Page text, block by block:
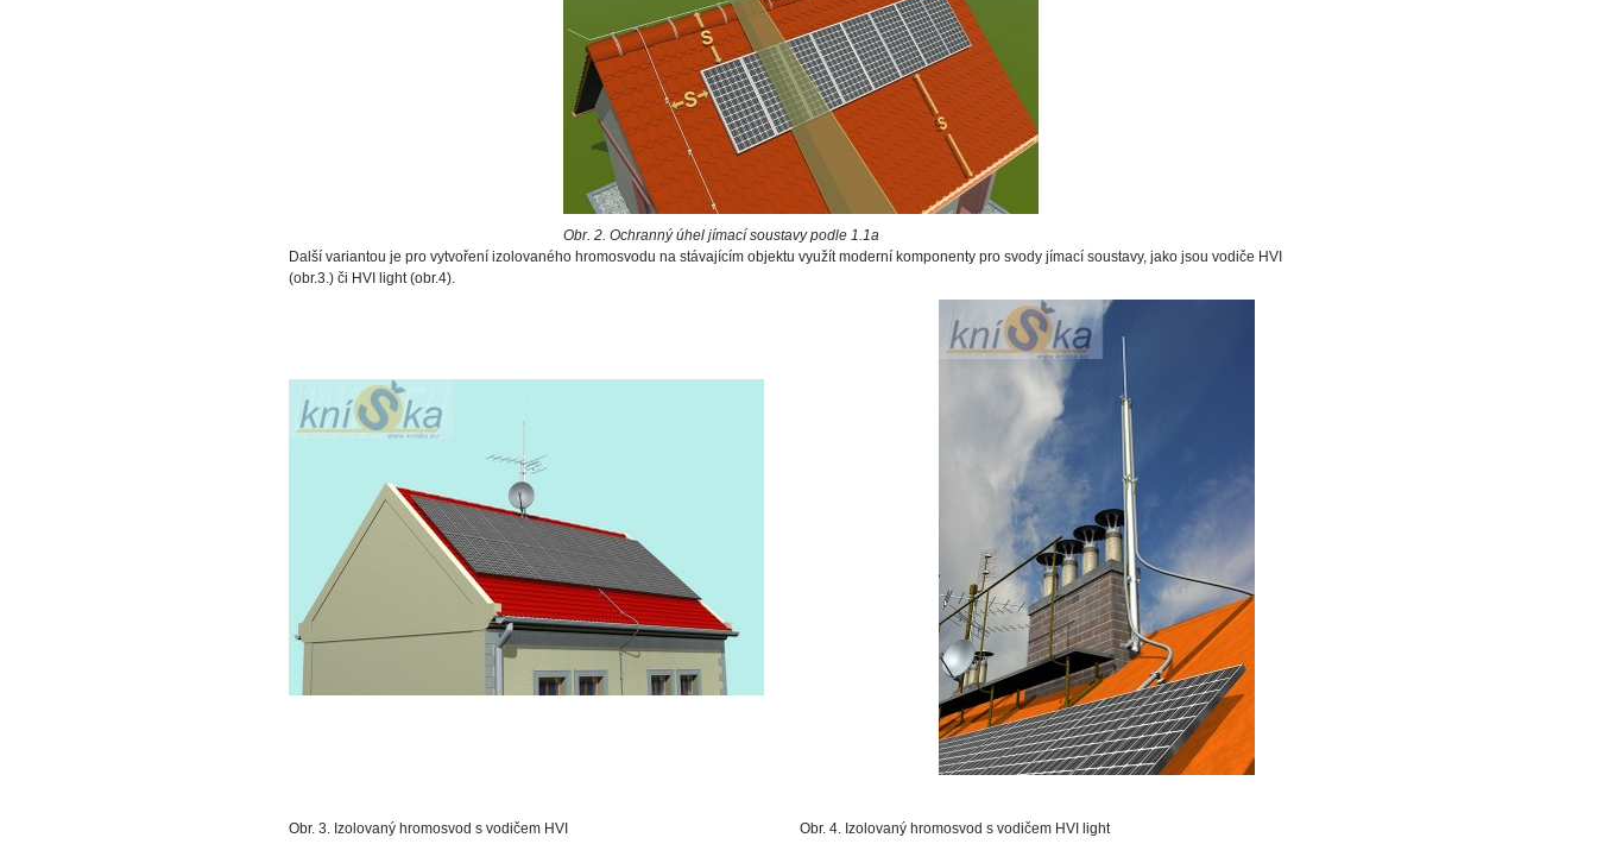
Obr. 2. Ochranný úhel jímací soustavy podle 1.1a
Další variantou je pro vytvoření izolovaného hromosvodu na stávajícím objektu využít moderní komponenty pro svody jímací soustavy, jako jsou vodiče HVI
(obr.3.) či HVI light (obr.4).
Obr. 3. Izolovaný hromosvod s vodičem HVI Obr. 4. Izolovaný hromosvod s vodičem HVI light